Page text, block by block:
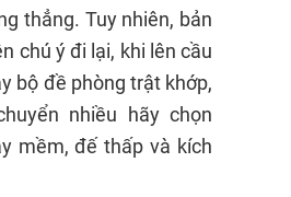
thẳng. Tuy nhiên, bản
chú ý đi lại, khi lên cầu
bộ đề phòng trật khớp,
nhiều hãy chọn
mềm, đế thấp và kích